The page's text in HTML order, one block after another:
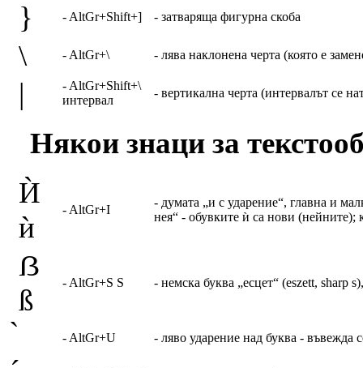
} - AltGr+Shift+] - затваряща фигурна скоба
\ - AltGr+\ - лява наклонена черта (която е
|
- AltGr+Shift+\
интервал
- вертикална черта (интервалът се
Някои знаци за
Ѝ
ѝ
- AltGr+I
- думата „и с ударение“, главна и
нея“ - обувките ѝ са нови
ẞ
ß
- AltGr+S S - немска буква „есцет“ (eszett, sharp
- AltGr+U - ляво ударение над буква - въвежда